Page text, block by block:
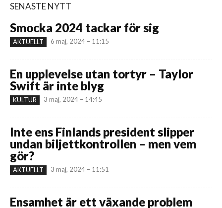
SENASTE NYTT
Smocka 2024 tackar för sig
AKTUELLT 6 maj, 2024 – 11:15
En upplevelse utan tortyr – Taylor
Swift är inte blyg
KULTUR 3 maj, 2024 – 14:45
Inte ens Finlands president slipper
undan biljettkontrollen – men vem
gör?
AKTUELLT 3 maj, 2024 – 11:51
Ensamhet är ett växande problem